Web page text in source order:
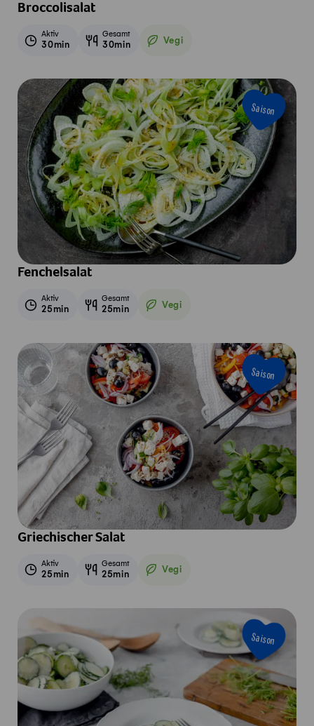
Broccolisalat
Aktiv
30min
Gesamt
30min Vegi
Vegetarisch
Saison
Fenchelsalat
Aktiv
25min
Gesamt
25min Vegi
Vegetarisch
Saison
Griechischer Salat
Aktiv
25min
Gesamt
25min Vegi
Vegetarisch
Saison